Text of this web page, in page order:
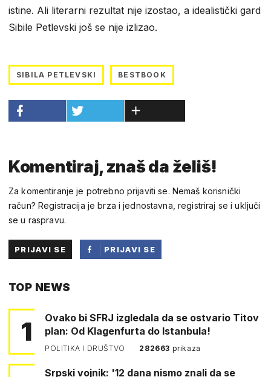
istine. Ali literarni rezultat nije izostao, a idealistički gard
Sibile Petlevski još se nije izlizao.
SIBILA PETLEVSKI BESTBOOK
Komentiraj, znaš da želiš!
Za komentiranje je potrebno prijaviti se. Nemaš korisnički
račun? Registracija je brza i jednostavna, registriraj se i uključi
se u raspravu.
PRIJAVI SE
PRIJAVI SE
TOP NEWS
1
Ovako bi SFRJ izgledala da se ostvario Titov
plan: Od Klagenfurta do Istanbula!
POLITIKA I DRUŠTVO 282663 prikaza
Srpski vojnik: '12 dana nismo znali da se